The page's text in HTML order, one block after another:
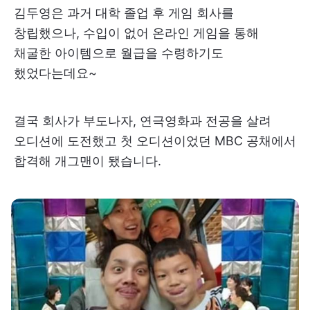
김두영은 과거 대학 졸업 후 게임 회사를
창립했으나, 수입이 없어 온라인 게임을 통해
채굴한 아이템으로 월급을 수령하기도
했었다는데요~
결국 회사가 부도나자, 연극영화과 전공을 살려
오디션에 도전했고 첫 오디션이었던 MBC 공채에서
합격해 개그맨이 됐습니다.